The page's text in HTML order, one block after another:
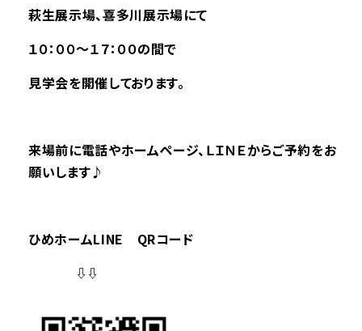
萩生展示場、喜多川展示場にて
１０：００～１７：００の間で
見学会を開催しております。
来場前に電話やホームページ、ＬＩＮＥからご予約をお
願いします♪
ひめホームLINE QRコード
⇩⇩